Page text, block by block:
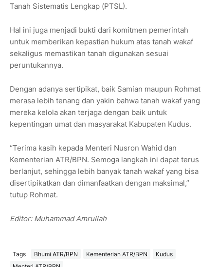
Tanah Sistematis Lengkap (PTSL).
Hal ini juga menjadi bukti dari komitmen pemerintah
untuk memberikan kepastian hukum atas tanah wakaf
sekaligus memastikan tanah digunakan sesuai
peruntukannya.
Dengan adanya sertipikat, baik Samian maupun Rohmat
merasa lebih tenang dan yakin bahwa tanah wakaf yang
mereka kelola akan terjaga dengan baik untuk
kepentingan umat dan masyarakat Kabupaten Kudus.
“Terima kasih kepada Menteri Nusron Wahid dan
Kementerian ATR/BPN. Semoga langkah ini dapat terus
berlanjut, sehingga lebih banyak tanah wakaf yang bisa
disertipikatkan dan dimanfaatkan dengan maksimal,”
tutup Rohmat.
Editor: Muhammad Amrullah
Tags Bhumi ATR/BPN Kementerian ATR/BPN
Kudus